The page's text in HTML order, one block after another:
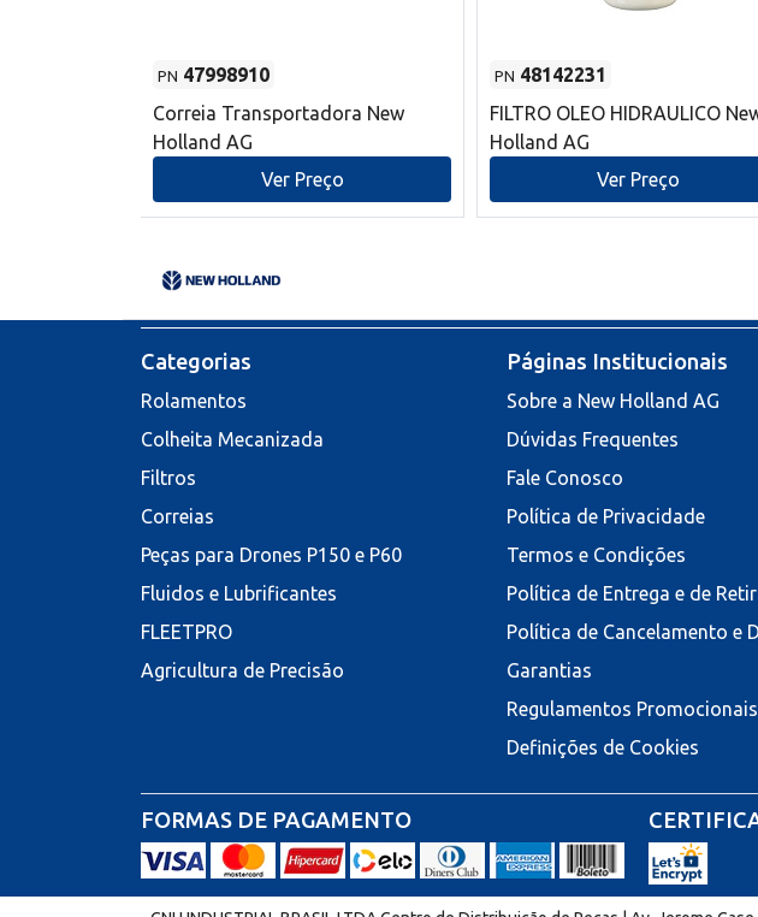
PN 47998910
Correia Transportadora New
Holland AG
Ver Preço
PN 48142231
FILTRO OLEO HIDRAULICO
Holland AG
Ver Preço
Categorias
Rolamentos
Colheita Mecanizada
Filtros
Correias
Peças para Drones P150 e P60
Fluidos e Lubrificantes
FLEETPRO
Agricultura de Precisão
Páginas Institucionais
Sobre a New Holland AG
Dúvidas Frequentes
Fale Conosco
Política de Privacidade
Termos e Condições
Política de Entrega e de
Política de Cancelamento e
Garantias
Regulamentos Promocionais
Definições de Cookies
FORMAS DE PAGAMENTO